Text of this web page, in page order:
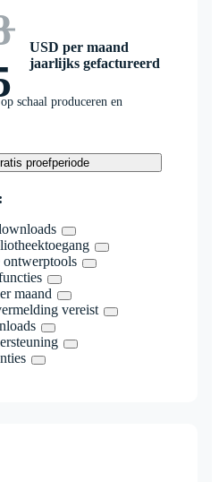
USD per maand
jaarlijks gefactureerd
schaal produceren en
proefperiode
ontwerptools
maand
vereist